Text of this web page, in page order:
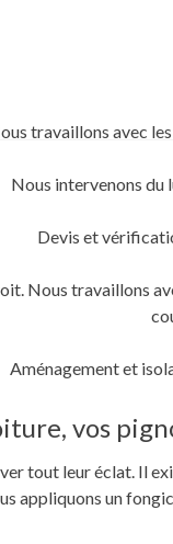
travaillons avec
Nous intervenons du
Devis et
Nous travaillons
Aménagement et
vos
tout leur éclat. Il
appliquons un